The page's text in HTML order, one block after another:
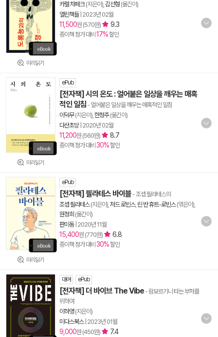
미리읽기
카렐 차페크(지은이), 김선형 (옮긴이)
열린책들| 2023년 02월
11,500원 (570원) 9.3
종이책 정가 대비 17%할인
미리읽기
ePub
[전자책] 시의 온도 : 얼어붙은 일상을 깨우는 매혹
적인 일침 - 얼어붙은 일상을 깨우는 매혹적인 일침
이덕무(지은이), 한정주(옮긴이)
다산초당| 2020년 02월
11,200원 (560원) 8.7
종이책 정가 대비 30%할인
미리읽기
ePub
[전자책] 필라테스 바이블 - 조셉 필라테스의
조셉 필라테스(지은이), 저드 로빈스, 린 반 휴트-로빈스(엮은이),
원정희 (옮긴이)
판미동| 2020년 11월
15,400원 (770원) 6.8
종이책 정가 대비 30%할인
대여 ePub
[전자책] 더 바이브 The Vibe - 람보르기니 타는 부처를
위하여
이하영(지은이)
미다스북스| 2023년 01월
9,000원 (450원) 7.4